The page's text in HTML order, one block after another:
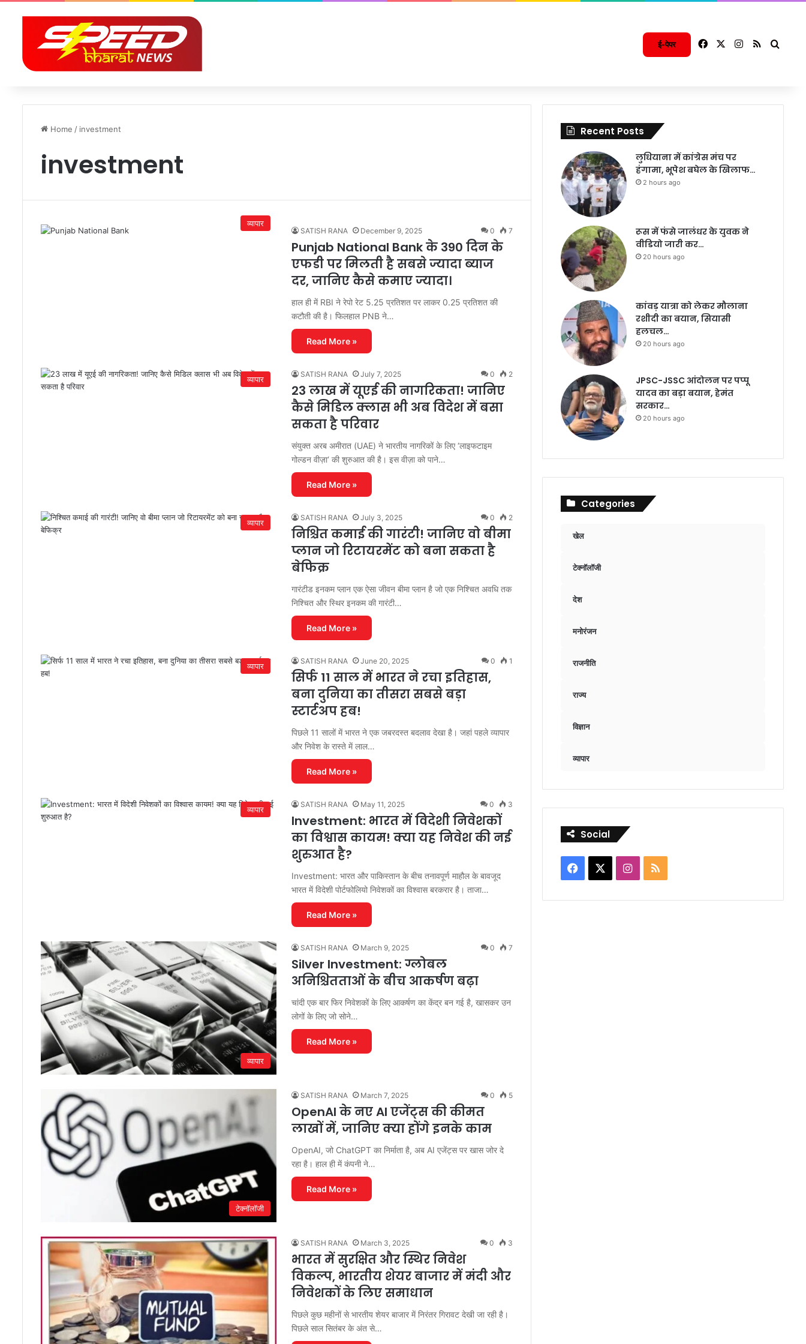
ई-पेपर FacebookInstagram
RSS
Home / investment
investment
व्यापार
SATISH RANA December 9, 2025 0 7
Punjab National Bank के 390 दिन के
एफडी पर मिलती है सबसे ज्यादा ब्याज
दर, जानिए कैसे कमाए ज्यादा।
हाल ही में RBI ने रेपो रेट 5.25 प्रतिशत पर लाकर 0.25 प्रतिशत की
कटौती की है। फिलहाल PNB ने…
Read More »
व्यापार
SATISH RANA July 7, 2025 0 2
23 लाख में यूएई की नागरिकता! जानिए
कैसे मिडिल क्लास भी अब विदेश में बसा
सकता है परिवार
संयुक्त अरब अमीरात (UAE) ने भारतीय नागरिकों के लिए ‘लाइफटाइम
गोल्डन वीज़ा‘ की शुरुआत की है। इस वीज़ा को पाने…
Read More »
व्यापार
SATISH RANA July 3, 2025 0 2
निश्चित कमाई की गारंटी! जानिए वो बीमा
प्लान जो रिटायरमेंट को बना सकता है
बेफिक्र
गारंटीड इनकम प्लान एक ऐसा जीवन बीमा प्लान है जो एक निश्चित अवधि तक
निश्चित और स्थिर इनकम की गारंटी…
Read More »
व्यापार
SATISH RANA June 20, 2025 0 1
सिर्फ 11 साल में भारत ने रचा इतिहास,
बना दुनिया का तीसरा सबसे बड़ा
स्टार्टअप हब!
पिछले 11 सालों में भारत ने एक जबरदस्त बदलाव देखा है। जहां पहले व्यापार
और निवेश के रास्ते में लाल…
Read More »
व्यापार
SATISH RANA May 11, 2025 0 3
Investment: भारत में विदेशी निवेशकों
का विश्वास कायम! क्या यह निवेश की नई
शुरुआत है?
Investment: भारत और पाकिस्तान के बीच तनावपूर्ण माहौल के बावजूद
भारत में विदेशी पोर्टफोलियो निवेशकों का विश्वास बरकरार है। ताजा…
Read More »
व्यापार
SATISH RANA March 9, 2025 0 7
Silver Investment: ग्लोबल
अनिश्चितताओं के बीच आकर्षण बढ़ा
चांदी एक बार फिर निवेशकों के लिए आकर्षण का केंद्र बन गई है, खासकर उन
लोगों के लिए जो सोने…
Read More »
टेक्नॉलॉजी
SATISH RANA March 7, 2025 0 5
OpenAI के नए AI एजेंट्स की कीमत
लाखों में, जानिए क्या होंगे इनके काम
OpenAI, जो ChatGPT का निर्माता है, अब AI एजेंट्स पर खास जोर दे
रहा है। हाल ही में कंपनी ने…
Read More »
SATISH RANA March 3, 2025 0 3
भारत में सुरक्षित और स्थिर निवेश
विकल्प, भारतीय शेयर बाजार में मंदी और
निवेशकों के लिए समाधान
पिछले कुछ महीनों से भारतीय शेयर बाजार में निरंतर गिरावट देखी जा रही है।
पिछले साल सितंबर के अंत से…
Recent Posts
लुधियाना में कांग्रेस मंच पर
हंगामा, भूपेश बघेल के खिलाफ…
2 hours ago
रूस में फंसे जालंधर के युवक ने
वीडियो जारी कर…
20 hours ago
कांवड़ यात्रा को लेकर मौलाना
रशीदी का बयान, सियासी
हलचल…
20 hours ago
JPSC-JSSC आंदोलन पर पप्पू
यादव का बड़ा बयान, हेमंत
सरकार…
20 hours ago
Categories
खेल
टेक्नॉलॉजी
देश
मनोरंजन
राजनीति
राज्य
विज्ञान
व्यापार
Social
Facebook Instagram
RSS